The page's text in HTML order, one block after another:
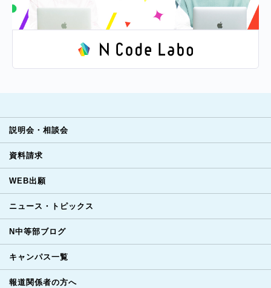
説明会・相談会
資料請求
WEB出願
ニュース・トピックス
N中等部ブログ
キャンパス一覧
報道関係者の方へ